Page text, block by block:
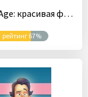
Family Age: красивая ферма с интересным сюжетом
рейтинг 67%